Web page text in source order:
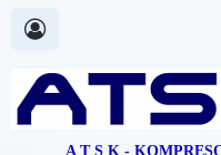
A T S K -